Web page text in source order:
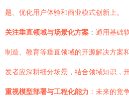
题、优化用户体验和商业模式创新上。
关注垂直领域与场景化方案 ：通用基础
制造、教育等垂直领域的开源解决方案
发者应深耕细分场景，结合领域知识，
重视模型部署与工程化能力 ：未来的竞